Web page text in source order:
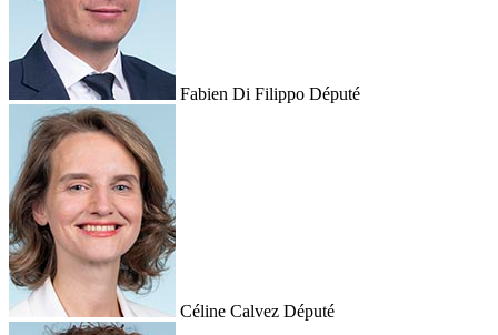
Fabien Di Filippo Député
Céline Calvez Député